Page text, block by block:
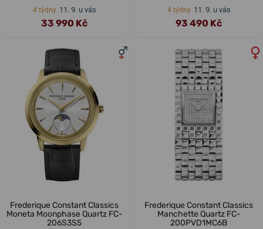
4 týdny 11. 9. u vás
33 990 Kč
4 týdny 11. 9. u vás
93 490 Kč
Frederique Constant Classics
Moneta Moonphase Quartz FC-
206S3S5
Frederique Constant Classics
Manchette Quartz FC-
200PVD1MC6B